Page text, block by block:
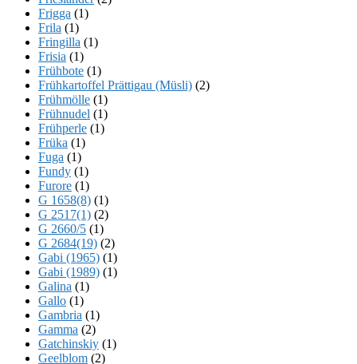
Frigga (1)
Frila (1)
Fringilla (1)
Frisia (1)
Frühbote (1)
Frühkartoffel Prättigau (Müsli) (2)
Frühmölle (1)
Frühnudel (1)
Frühperle (1)
Früka (1)
Fuga (1)
Fundy (1)
Furore (1)
G 1658(8) (1)
G 2517(1) (2)
G 2660/5 (1)
G 2684(19) (2)
Gabi (1965) (1)
Gabi (1989) (1)
Galina (1)
Gallo (1)
Gambria (1)
Gamma (2)
Gatchinskiy (1)
Geelblom (2)